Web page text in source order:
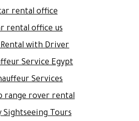
rental office
rental office us
with Driver
Service Egypt
Services
range rover rental
Sightseeing Tours